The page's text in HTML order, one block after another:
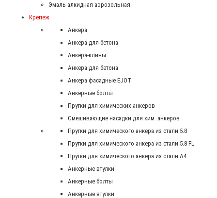
Эмаль алкидная аэрозольная
Крепеж
Анкера
Анкера для бетона
Анкера-клины
Анкера для бетона
Анкера фасадные EJOT
Анкерные болты
Прутки для химических анкеров
Смешивающие насадки для хим. анкеров
Прутки для химического анкера из стали 5.8
Прутки для химического анкера из стали 5.8 FL
Прутки для химического анкера из стали А4
Анкерные втулки
Анкерные болты
Анкерные втулки